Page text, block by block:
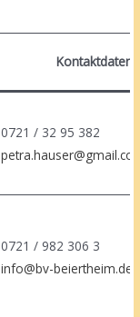
Kontaktdaten
0721 / 32 95
0721 / 982
info@bv-beiertheim.de